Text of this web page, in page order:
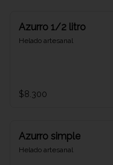
Azurro 1/2 litro
Helado artesanal
$8.300
Azurro simple
Helado artesanal